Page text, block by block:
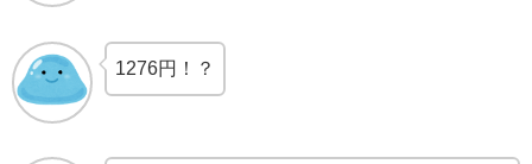
1276円！？